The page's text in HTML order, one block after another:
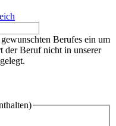
Berufes ein um
der Beruf nicht in unserer